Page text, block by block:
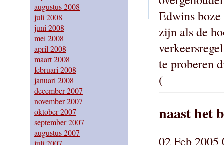
augustus 2008
juli 2008
juni 2008
mei 2008
april 2008
maart 2008
februari 2008
januari 2008
december 2007
november 2007
oktober 2007
september 2007
augustus 2007
juli 2007
Edwins
zijn als de
te proberen
(
naast het
02 Feb 2005